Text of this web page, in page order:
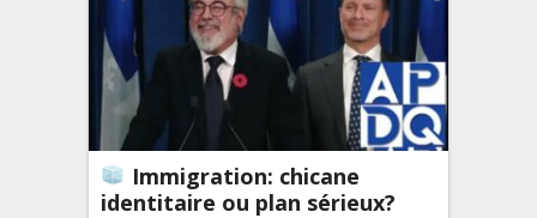
Immigration: chicane
identitaire ou plan sérieux?